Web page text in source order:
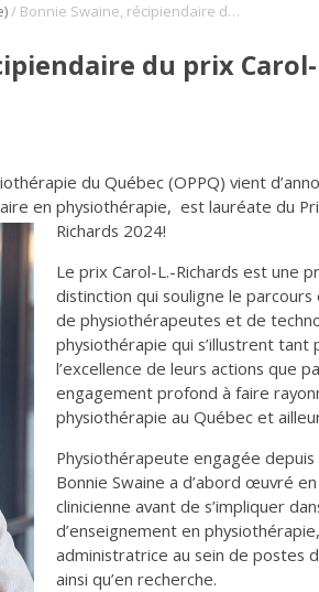
/ Bonnie Swaine, récipiendaire du prix Carol-L.-Richards 2024
du prix Carol-
du Québec (OPPQ) vient
en physiothérapie, est lauréate du
Richards 2024!
Le prix Carol-L.-Richards est une
distinction qui souligne le
de physiothérapeutes et de
physiothérapie qui s’illustrent tant
l’excellence de leurs actions que
engagement profond à faire
physiothérapie au Québec et
Physiothérapeute engagée depuis
Bonnie Swaine a d’abord œuvré
clinicienne avant de s’impliquer
d’enseignement en
administratrice au sein de postes
ainsi qu’en recherche.